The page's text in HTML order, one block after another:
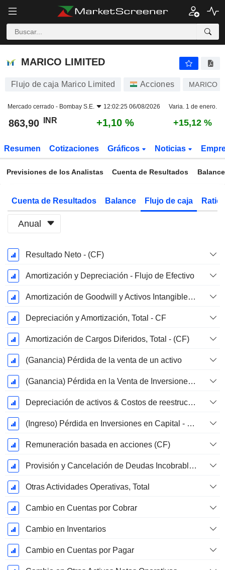
MARICO LIMITED
MARICO LIMITED
Flujo de caja Marico Limited Acciones MARICO
Mercado cerrado - Bombay S.E. 12:02:25 06/08/2026 Varia. 1 de enero.
863,90 INR +1,10 % +15,12 %
Resumen Cotizaciones Gráficos Noticias
Previsiones de los Analistas Cuenta de Resultados Balance
Cuenta de Resultados Balance Flujo de caja
Anual
Período
fiscal:
Marzo
Resultado Neto - (CF)
Amortización y Depreciación - Flujo de Efectivo
Amortización de Goodwill y Activos Intangibles - (CF) - (Específico del Modelo)
Depreciación y Amortización, Total - CF
Amortización de Cargos Diferidos, Total - (CF)
(Ganancia) Pérdida de la venta de un activo
(Ganancia) Pérdida en la Venta de Inversiones - (CF)
Depreciación de activos & Costos de reestructuración
(Ingreso) Pérdida en Inversiones en Capital - (CF)
Remuneración basada en acciones (CF)
Provisión y Cancelación de Deudas Incobrables
Otras Actividades Operativas, Total
Cambio en Cuentas por Cobrar
Cambio en Inventarios
Cambio en Cuentas por Pagar